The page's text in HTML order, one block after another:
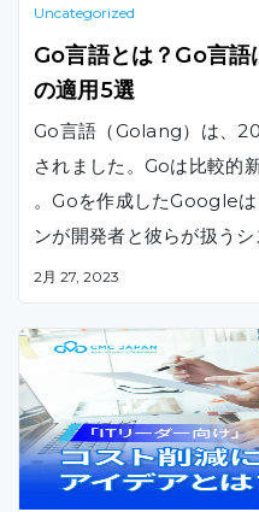
Uncategorized
Go言語とは？Go言
の適用5選
Go言語（Golang）は、
されました。Goは比較的
。Goを作成したGoogle
ンが開発者と彼らが扱う
ていました。本記事におい
2月 27, 2023